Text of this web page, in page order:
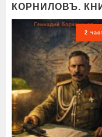
КОРНИЛОВЪ.
2